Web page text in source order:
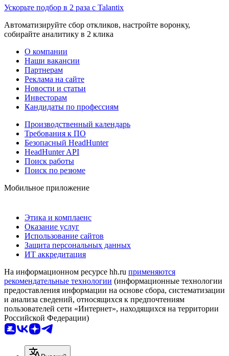
Ускорьте подбор в 2 раза с Talantix
Автоматизируйте сбор откликов, настройте воронку,
собирайте аналитику в 2 клика
О компании
Наши вакансии
Партнерам
Реклама на сайте
Новости и статьи
Инвесторам
Кандидаты по профессиям
Производственный календарь
Требования к ПО
Безопасный HeadHunter
HeadHunter API
Поиск работы
Поиск по резюме
Мобильное приложение
Этика и комплаенс
Оказание услуг
Использование сайтов
Защита персональных данных
ИТ аккредитация
На информационном ресурсе hh.ru применяются
рекомендательные технологии (информационные технологии
предоставления информации на основе сбора, систематизации
и анализа сведений, относящихся к предпочтениям
пользователей сети «Интернет», находящихся на территории
Российской Федерации)